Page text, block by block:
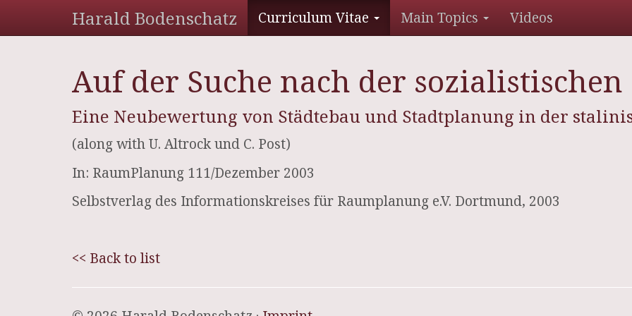
Harald Bodenschatz Curriculum Vitae Main Topics Videos
Auf der Suche nach der sozialistischen
Eine Neubewertung von Städtebau und Stadtplanung in der
(along with U. Altrock und C. Post)
In: RaumPlanung 111/Dezember 2003
Selbstverlag des Informationskreises für Raumplanung e.V. Dortmund, 2003
<< Back to list